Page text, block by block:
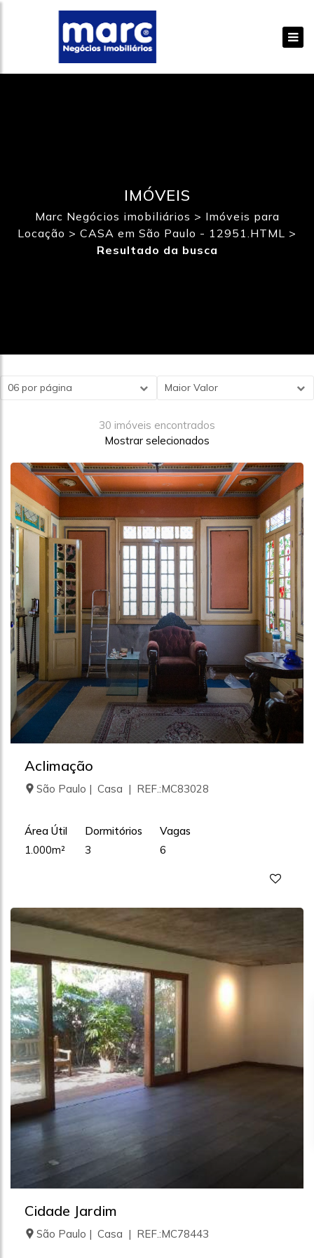
IMÓVEIS
Marc Negócios imobiliários > Imóveis para
Locação > CASA em São Paulo - 12951.HTML >
Resultado da busca
Maior Valor
06 por página
30 imóveis encontrados
Mostrar selecionados
Aclimação
São Paulo | Casa | REF.:MC83028
Área Útil
1.000m²
Dormitórios
3
Vagas
6
Cidade Jardim
São Paulo | Casa | REF.:MC78443